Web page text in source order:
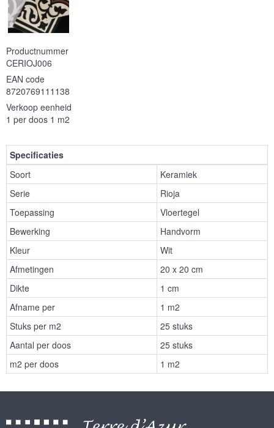
Productnummer
CERIOJ006
EAN code
8720769111138
Verkoop eenheid
1 per doos 1 m2
Specificaties
Soort
Keramiek
Serie
Rioja
Toepassing
Vloertegel
Bewerking
Handvorm
Kleur
Wit
Afmetingen
20 x 20 cm
Dikte
1 cm
Afname per
1 m2
Stuks per m2
25 stuks
Aantal per doos
25 stuks
m2 per doos
1 m2